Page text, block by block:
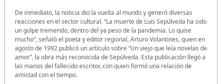
De inmediato, la noticia dio la vuelta al mundo y generó diversas
reacciones en el sector cultural. “La muerte de Luis Sepúlveda ha sido
un golpe tremendo, dentro del ya peso de la pandemia. Lo quise
mucho”, señaló el poeta y editor regional, Arturo Volantines, quien en
agosto de 1992 publicó un artículo sobre “Un viejo que leía novelas de
amor”, la obra más reconocida de Sepúlveda. Esta publicación llegó a
las manos del fallecido escritor, con quien formó una relación de
amistad con el tiempo.